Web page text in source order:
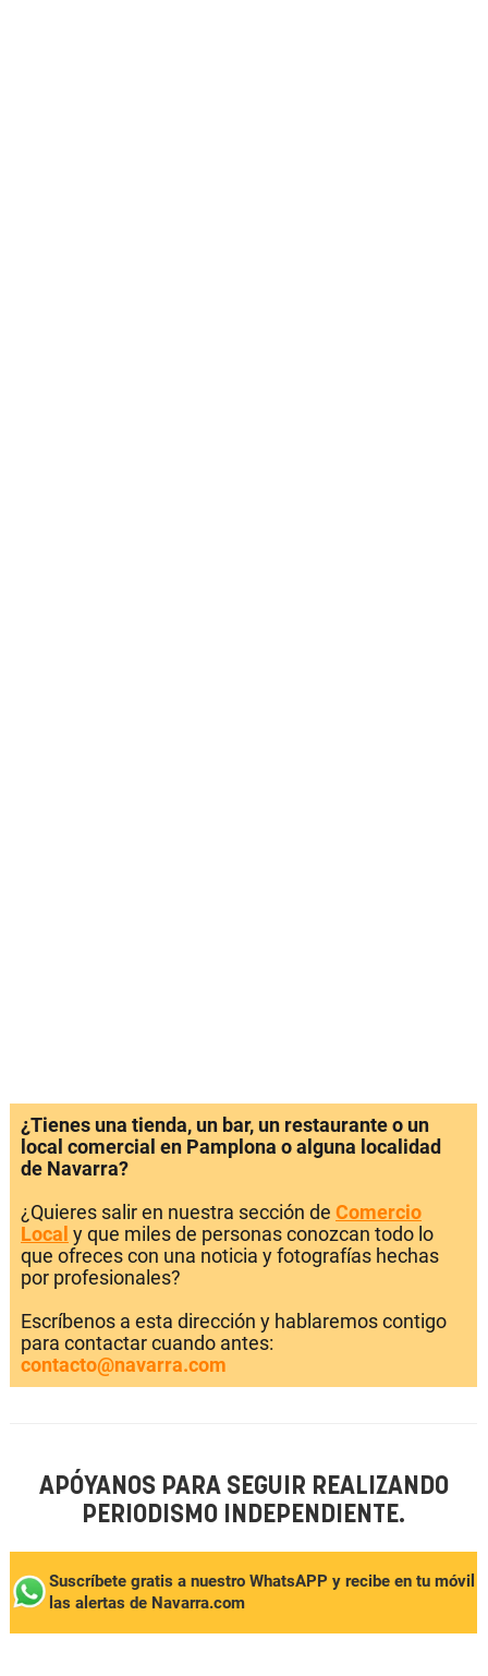
¿Tienes una tienda, un bar, un restaurante o un
local comercial en Pamplona o alguna localidad
de Navarra?
¿Quieres salir en nuestra sección de Comercio
Local y que miles de personas conozcan todo lo
que ofreces con una noticia y fotografías hechas
por profesionales?
Escríbenos a esta dirección y hablaremos contigo
para contactar cuando antes:
contacto@navarra.com
APÓYANOS PARA SEGUIR REALIZANDO
PERIODISMO INDEPENDIENTE.
Suscríbete gratis a nuestro WhatsAPP y recibe en tu móvil
las alertas de Navarra.com